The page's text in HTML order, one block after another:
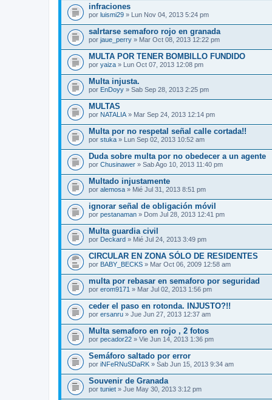
infraciones
por luismi29 » Lun Nov 04, 2013 5:24 pm
salrtarse semaforo rojo en granada
por jaue_perry » Mar Oct 08, 2013 12:22 pm
MULTA POR TENER BOMBILLO FUNDIDO
por yaiza » Lun Oct 07, 2013 12:08 pm
Multa injusta.
por EnDoyy » Sab Sep 28, 2013 2:25 pm
MULTAS
por NATALIA » Mar Sep 24, 2013 12:14 pm
Multa por no respetal señal calle cortada!!
por stuka » Lun Sep 02, 2013 10:52 am
Duda sobre multa por no obedecer a un agente
por Chusinawer » Sab Ago 10, 2013 11:40 pm
Multado injustamente
por alemosa » Mié Jul 31, 2013 8:51 pm
ignorar señal de obligación móvil
por pestanaman » Dom Jul 28, 2013 12:41 pm
Multa guardia civil
por Deckard » Mié Jul 24, 2013 3:49 pm
CIRCULAR EN ZONA SÓLO DE RESIDENTES
por BABY_BECKS » Mar Oct 06, 2009 12:58 am
multa por rebasar en semaforo por seguridad
por erom9171 » Mar Jul 02, 2013 1:56 pm
ceder el paso en rotonda. INJUSTO?!!
por ersanru » Jue Jun 27, 2013 12:37 am
Multa semaforo en rojo , 2 fotos
por pecador22 » Vie Jun 14, 2013 1:36 pm
Semáforo saltado por error
por iNFeRNuSDaRK » Sab Jun 15, 2013 9:34 am
Souvenir de Granada
por tuniet » Jue May 30, 2013 3:12 pm